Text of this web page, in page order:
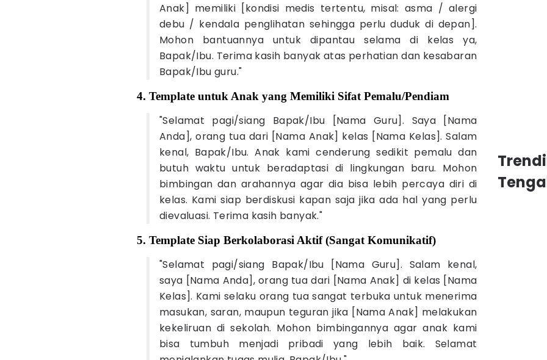
Anak] memiliki [kondisi medis tertentu, misal: asma / alergi
debu / kendala penglihatan sehingga perlu duduk di depan].
Mohon bantuannya untuk dipantau selama di kelas ya,
Bapak/Ibu. Terima kasih banyak atas perhatian dan kesabaran
Bapak/Ibu guru."
4. Template untuk Anak yang Memiliki Sifat Pemalu/Pendiam
"Selamat pagi/siang Bapak/Ibu [Nama Guru]. Saya [Nama
Anda], orang tua dari [Nama Anak] kelas [Nama Kelas]. Salam
kenal, Bapak/Ibu. Anak kami cenderung sedikit pemalu dan
butuh waktu untuk beradaptasi di lingkungan baru. Mohon
bimbingan dan arahannya agar dia bisa lebih percaya diri di
kelas. Kami siap berdiskusi kapan saja jika ada hal yang perlu
dievaluasi. Terima kasih banyak."
5. Template Siap Berkolaborasi Aktif (Sangat Komunikatif)
"Selamat pagi/siang Bapak/Ibu [Nama Guru]. Salam kenal,
saya [Nama Anda], orang tua dari [Nama Anak] di kelas [Nama
Kelas]. Kami selaku orang tua sangat terbuka untuk menerima
masukan, saran, maupun teguran jika [Nama Anak] melakukan
kekeliruan di sekolah. Mohon bimbingannya agar anak kami
bisa tumbuh menjadi pribadi yang lebih baik. Selamat